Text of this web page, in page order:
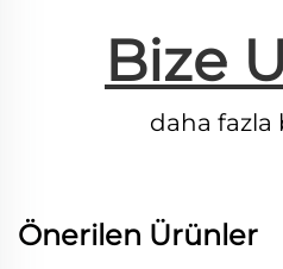
Bize
daha fazla
Önerilen Ürünler